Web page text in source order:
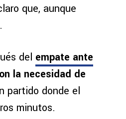
que, aunque
del empate ante
la necesidad de
partido donde el
minutos.